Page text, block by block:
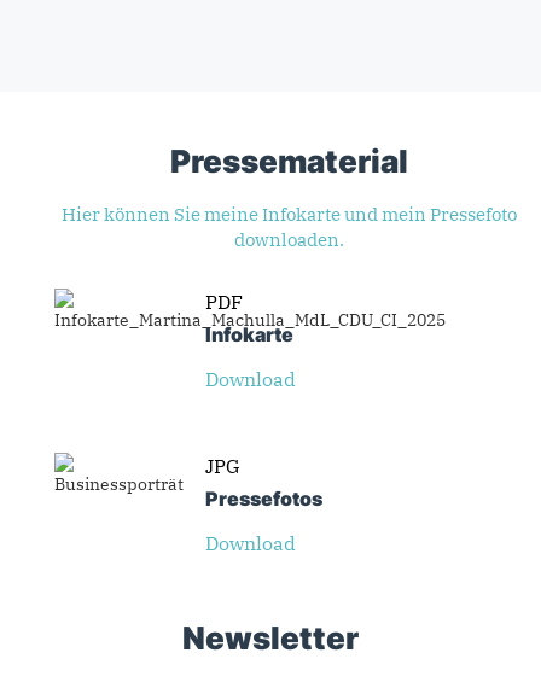
Pressematerial
Hier können Sie meine Infokarte und mein Pressefoto
downloaden.
PDF
Infokarte
Download
JPG
Presse­fotos
Download
Newsletter